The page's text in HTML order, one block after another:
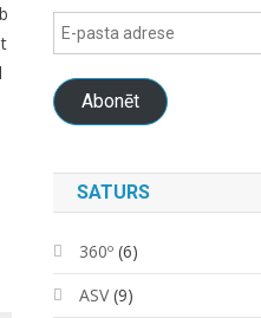
E-
pasta
adrese
Abonēt
SATURS
360º (6)
ASV(9)